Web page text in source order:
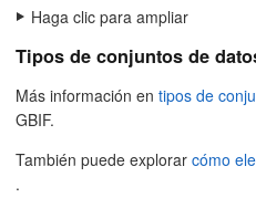
Haga clic para ampliar
Tipos de conjuntos de
Más información en tipos de
GBIF.
También puede explorar cómo
.